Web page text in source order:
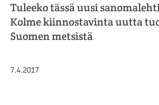
Tuleeko tässä uusi
Kolme kiinnostavinta uutta
Suomen metsistä
Julkaistu
7.4.2017